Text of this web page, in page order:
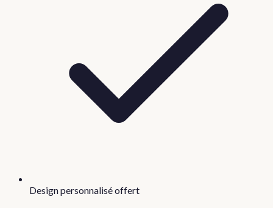
Design personnalisé offert